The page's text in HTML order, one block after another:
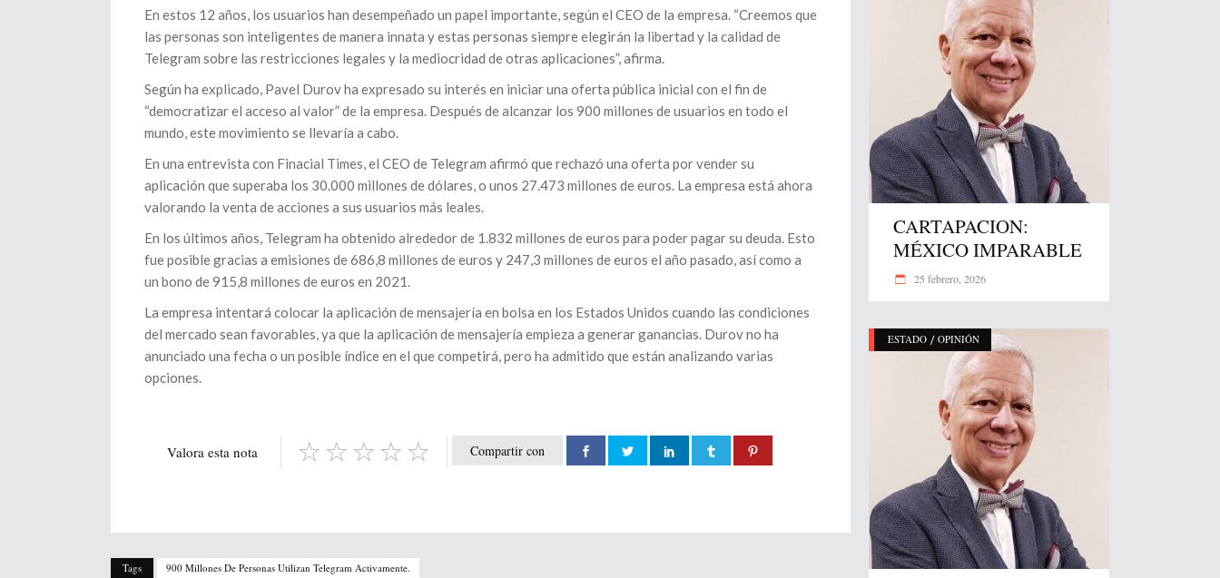
En estos 12 años, los usuarios han desempeñado un papel importante, según el CEO de la empresa. “Creemos que
las personas son inteligentes de manera innata y estas personas siempre elegirán la libertad y la calidad de
Telegram sobre las restricciones legales y la mediocridad de otras aplicaciones”, afirma.
Según ha explicado, Pavel Durov ha expresado su interés en iniciar una oferta pública inicial con el fin de
“democratizar el acceso al valor” de la empresa. Después de alcanzar los 900 millones de usuarios en todo el
mundo, este movimiento se llevaría a cabo.
En una entrevista con Finacial Times, el CEO de Telegram afirmó que rechazó una oferta por vender su
aplicación que superaba los 30.000 millones de dólares, o unos 27.473 millones de euros. La empresa está ahora
valorando la venta de acciones a sus usuarios más leales.
En los últimos años, Telegram ha obtenido alrededor de 1.832 millones de euros para poder pagar su deuda. Esto
fue posible gracias a emisiones de 686,8 millones de euros y 247,3 millones de euros el año pasado, así como a
un bono de 915,8 millones de euros en 2021.
La empresa intentará colocar la aplicación de mensajería en bolsa en los Estados Unidos cuando las condiciones
del mercado sean favorables, ya que la aplicación de mensajería empieza a generar ganancias. Durov no ha
anunciado una fecha o un posible índice en el que competirá, pero ha admitido que están analizando varias
opciones.
Compartir con
Valora esta nota
Tags 900 Millones De Personas Utilizan Telegram Activamente.
CARTAPACION:
MÉXICO IMPARABLE
25 febrero, 2026
ESTADO / OPINIÓN